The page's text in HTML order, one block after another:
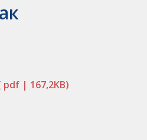
pdf | 167,2KB)